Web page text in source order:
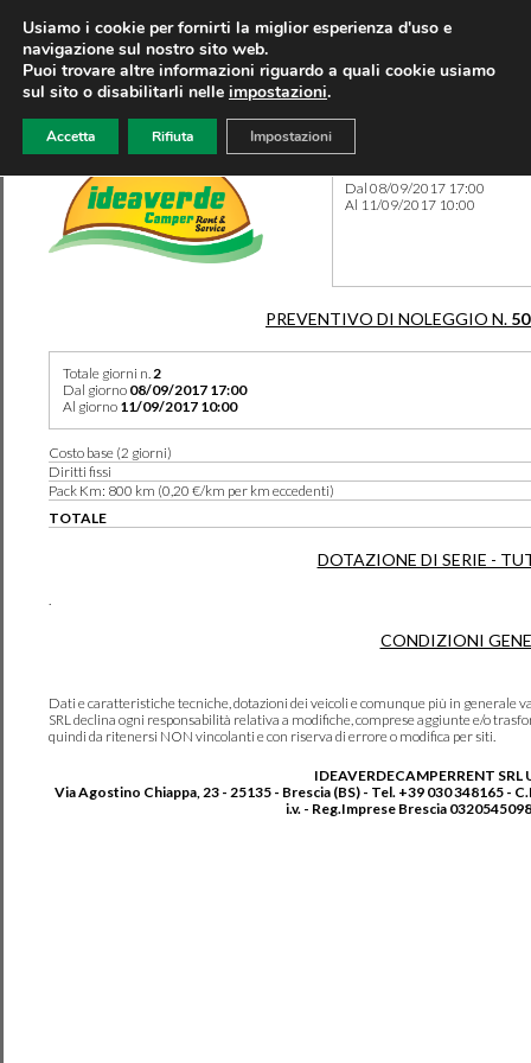
Dal 08/09/2017 17:00
Al 11/09/2017 10:00
PREVENTIVO DI NOLEGGIO N.
Totale giorni n.2
Dal giorno 08/09/2017 17:00
Al giorno 11/09/2017 10:00
Costo base (2 giorni)
Diritti fissi
Pack Km: 800 km (0,20 €/km per km eccedenti)
TOTALE
DOTAZIONE DI SERIE -
.
CONDIZIONI
Dati e caratteristiche tecniche, dotazioni dei veicoli e comunque più in generale
SRL declina ogni responsabilità relativa a modifiche, comprese aggiunte e/o
quindi da ritenersi NON vincolanti e con riserva di errore o modifica per siti.
IDEAVERDECAMPERRENT SRL
Via Agostino Chiappa, 23 - 25135 - Brescia (BS) - Tel. +39 030 348165 -
i.v. - Reg.Imprese Brescia
Usiamo i cookie per fornirti la miglior esperienza d'uso e
navigazione sul nostro sito web.
Puoi trovare altre informazioni riguardo a quali cookie usiamo
sul sito o disabilitarli nelle impostazioni.
Accetta Rifiuta Impostazioni